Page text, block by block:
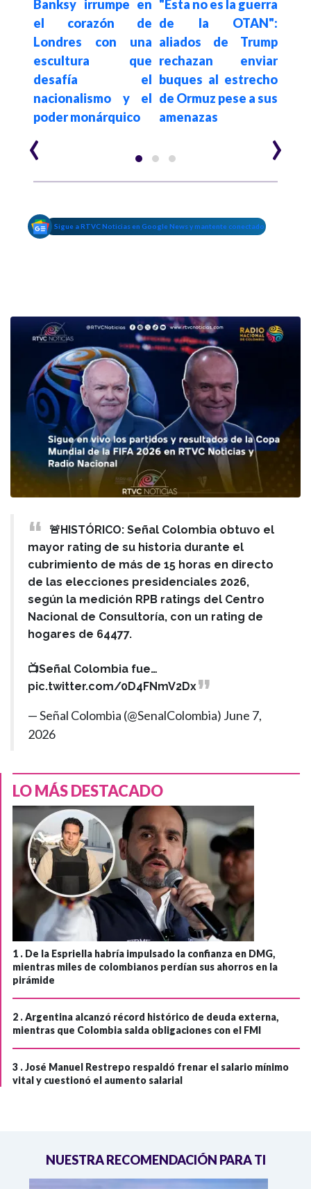
Banksy irrumpe en
el corazón de
Londres con una
escultura que
desafía el
nacionalismo y el
poder monárquico
"Esta no es la guerra
de la OTAN":
aliados de Trump
rechazan enviar
buques al estrecho
de Ormuz pese a sus
amenazas
‹ ›
Sigue a RTVC Noticias en Google News y mantente conectado
🚨HISTÓRICO: Señal Colombia obtuvo el
mayor rating de su historia durante el
cubrimiento de más de 15 horas en directo
de las elecciones presidenciales 2026,
según la medición RPB ratings del Centro
Nacional de Consultoría, con un rating de
hogares de 64477.
📺Señal Colombia fue…
pic.twitter.com/0D4FNmV2Dx
— Señal Colombia (@SenalColombia) June 7,
2026
LO MÁS DESTACADO
1 . De la Espriella habría impulsado la confianza en DMG,
mientras miles de colombianos perdían sus ahorros en la
pirámide
2 .Argentina alcanzó récord histórico de deuda externa,
mientras que Colombia salda obligaciones con el FMI
3 .José Manuel Restrepo respaldó frenar el salario mínimo
vital y cuestionó el aumento salarial
NUESTRA RECOMENDACIÓN PARA TI